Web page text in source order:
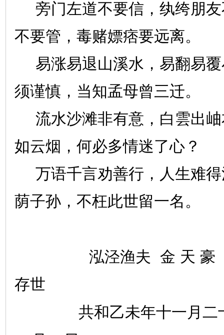
旁门左道不要信，纨绔朋
不要管，毒赌嫖痞要远离。
易涨易退山溪水，易翻易
须谨慎，当知孟母曾三迁。
流水沙滩非有意，白雲出
如云烟，何必多情迷了心？
万语千言劝善行，人生难
荫子孙，不枉此世留一名。
泓泾渔夫 金 天 豪
存世
共和乙未年十一月二